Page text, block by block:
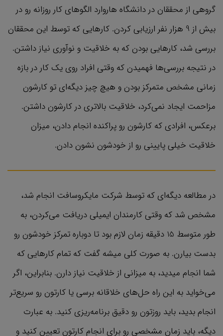
گروهی از محققان در دانشگاه هاروارد الگوهای کار روزانه رو در
بیش از 9 هزار نفر ارزیابی کردن. کارهایی که توسط این محققان
بررسی شد، کارهایی بودن که به خلاقیت و نوآوری نیاز داشتن.
در نتیجه بررسی‌ها فهمیدن که وقتی افراد روی یک کار در بازه
زمانی مشخص متمرکز بودن و هیچ چیز دیگه‌ای تو کارشون
مزاحمت ایجاد نمی‌کرد، خلاقیت بالاتری در کارشون داشتن.
برعکس، افرادی که کارشون رو پراکنده انجام دادن، میزان
خلاقیت خیلی پایینی رو از خودشون نشون دادن.
در مطالعه‌ دیگه‌ای که توسط شرکت مایکروسافت انجام شد،
مشخص شد که وقتی کارمندان ایمیلی دریافت می‌کردن، به
طور متوسط 15 دقیقه زمان لازم بود تا دوباره تمرکز خودشون رو
بدست بیارن. به صورت کلی میشه گفت که تمام کارهایی که
شما انجام میدید، به میزانی از خلاقیت نیاز دارن. بنابراین، اگر
می‌خواید به این راه حل‌های خلاقانه برسی یا کارتون رو سریع‌تر
انجام بدید، باید روزتون رو دقیق برنامه‌ریزی کنید. به عبارت
دیگه، باید زمان مشخصی رو برای انجام کارتون تعیین کنید و